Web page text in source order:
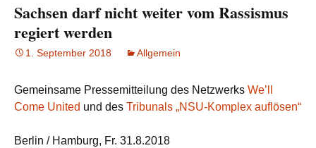
Sachsen darf nicht weiter vom Rassismus
regiert werden
1. September 2018 Allgemein
Gemeinsame Pressemitteilung des Netzwerks We’ll
Come United und des Tribunals „NSU-Komplex auflösen“
Berlin / Hamburg, Fr. 31.8.2018